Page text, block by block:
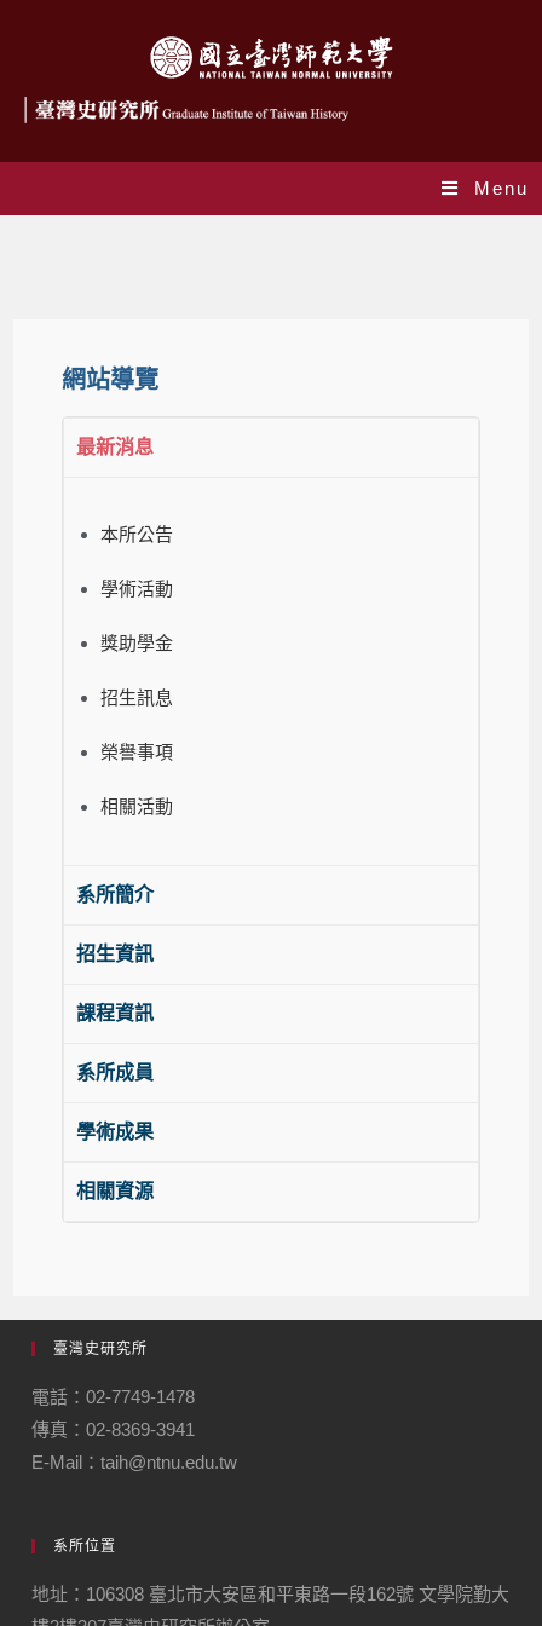
Menu
網站導覽
最新消息
本所公告
學術活動
獎助學金
招生訊息
榮譽事項
相關活動
系所簡介
招生資訊
課程資訊
系所成員
學術成果
相關資源
臺灣史研究所
電話：02-7749-1478
傳真：02-8369-3941
E-Mail：taih@ntnu.edu.tw
系所位置
地址：106308 臺北市大安區和平東路一段162號 文學院勤大